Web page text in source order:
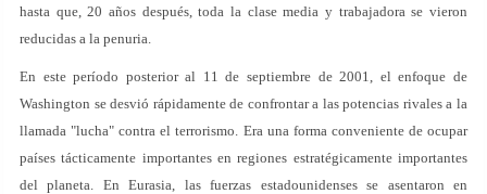
hasta que, 20 años después, toda la clase media y trabajadora se vieron
reducidas a la penuria.
En este período posterior al 11 de septiembre de 2001, el enfoque de
Washington se desvió rápidamente de confrontar a las potencias rivales a la
llamada "lucha" contra el terrorismo. Era una forma conveniente de ocupar
países tácticamente importantes en regiones estratégicamente importantes
del planeta. En Eurasia, las fuerzas estadounidenses se asentaron en